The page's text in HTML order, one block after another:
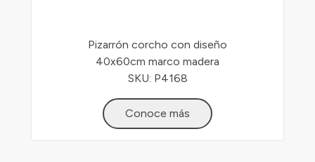
Pizarrón corcho con diseño
40x60cm marco madera
SKU: P4168
Conoce más